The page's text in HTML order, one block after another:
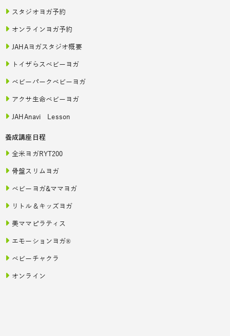
スタジオヨガ予約
オンラインヨガ予約
JAHAヨガスタジオ概要
トイザらスベビーヨガ
ベビーパークベビーヨガ
アクサ生命ベビーヨガ
JAHAnavi Lesson
養成講座日程
全米ヨガRYT200
骨盤スリムヨガ
ベビーヨガ&ママヨガ
リトル＆キッズヨガ
美ママピラティス
エモーションヨガ®
ベビーチャクラ
オンライン